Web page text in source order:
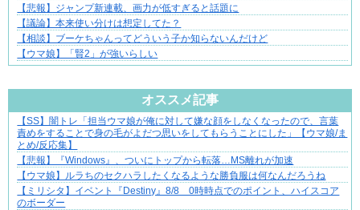
【悲報】ジャンプ新連載、画力が低すぎると話題に
【議論】本来使い分けは想定してた？
【相談】ブーケちゃんってどういう子か知らないんだけど
【ウマ娘】「賢2」が強いらしい
オススメ記事
妻が嫌すぎて壊れていった、ある夫の現実
【SS】闇トレ「担当ウマ娘が俺に対して嫌な顔をしなくなったので、言葉
責めをすることで身の毛がよだつ思いをしてもらうことにした」【ウマ娘/ま
とめ/反応集】
【悲報】『Windows』、ついにトップから転落…MS離れが加速
【ウマ娘】ルラちのセクハラしたくなるような勝負服は何なんだろうね
【ミリシタ】イベント『Destiny』8/8 0時時点でのポイント、ハイスコア
のボーダー